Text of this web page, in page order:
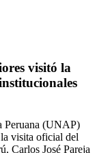
visitó la
Peruana (UNAP)
visita oficial del
Carlos José Pareja